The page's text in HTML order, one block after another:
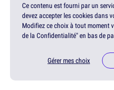
Ce contenu est fourni par un
devez accepter les cookies dans
Modifiez ce choix à tout moment
de la Confidentialité" en bas de
Gérer mes choix